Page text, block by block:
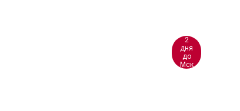
2
дня
до
Мск